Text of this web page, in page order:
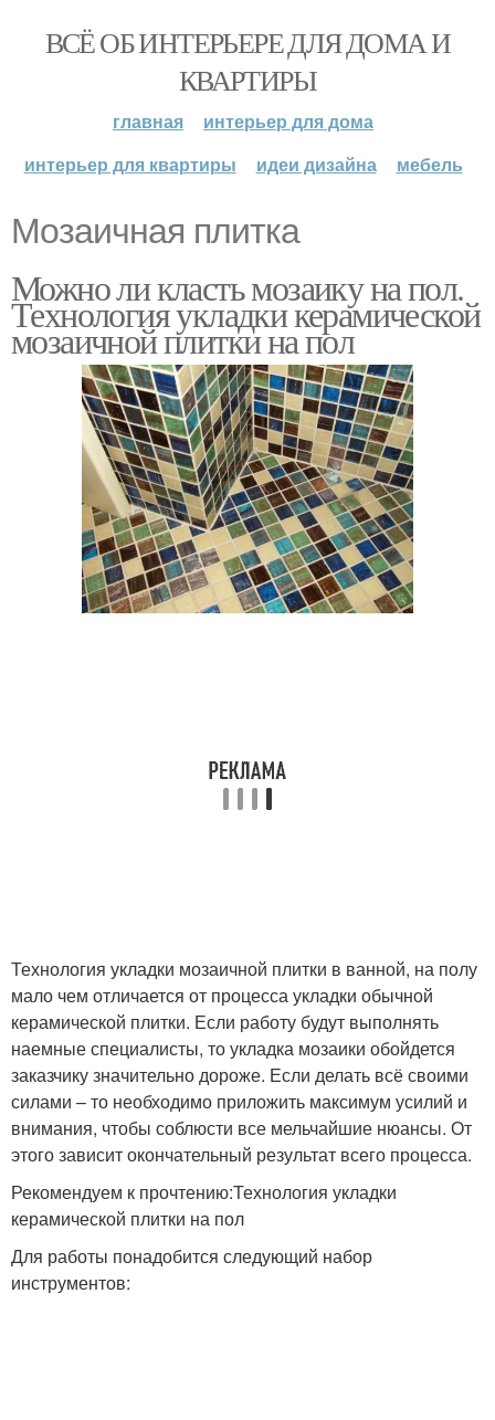
ВСЁ ОБ ИНТЕРЬЕРЕ ДЛЯ ДОМА И
КВАРТИРЫ
главная
интерьер для дома
интерьер для квартиры
идеи дизайна мебель
Мозаичная плитка
Можно ли класть мозаику на пол.
Технология укладки керамической
мозаичной плитки на пол
Технология укладки мозаичной плитки в ванной, на полу
мало чем отличается от процесса укладки обычной
керамической плитки. Если работу будут выполнять
наемные специалисты, то укладка мозаики обойдется
заказчику значительно дороже. Если делать всё своими
силами – то необходимо приложить максимум усилий и
внимания, чтобы соблюсти все мельчайшие нюансы. От
этого зависит окончательный результат всего процесса.
Рекомендуем к прочтению:Технология укладки
керамической плитки на пол
Для работы понадобится следующий набор
инструментов: